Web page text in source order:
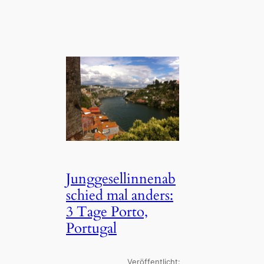
Junggesellinnenab
schied mal anders:
3 Tage Porto,
Portugal
Veröffentlicht: